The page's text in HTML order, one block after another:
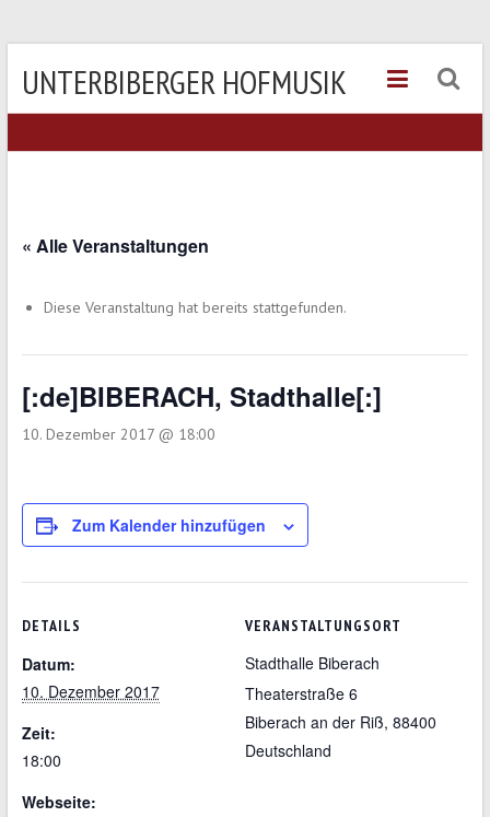
UNTERBIBERGER HOFMUSIK
« Alle Veranstaltungen
Diese Veranstaltung hat bereits stattgefunden.
[:de]BIBERACH, Stadthalle[:]
10. Dezember 2017 @ 18:00
Zum Kalender hinzufügen
DETAILS
Datum:
10. Dezember 2017
Zeit:
18:00
Webseite:
VERANSTALTUNGSORT
Stadthalle Biberach
Theaterstraße 6
Biberach an der Riß, 88400
Deutschland